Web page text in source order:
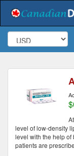
level of low-density
level with the help of
patients are